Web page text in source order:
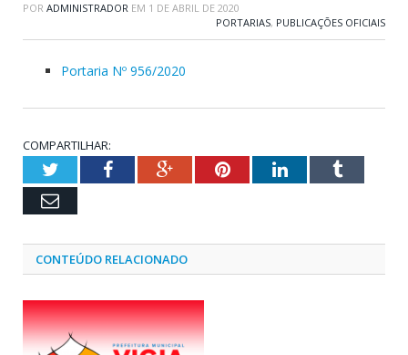
POR ADMINISTRADOR EM 1 DE ABRIL DE 2020
PORTARIAS, PUBLICAÇÕES OFICIAIS
Portaria Nº 956/2020
COMPARTILHAR:
TwitterFacebookGoogle+PinterestLinkedInTumblr
Email
CONTEÚDO RELACIONADO